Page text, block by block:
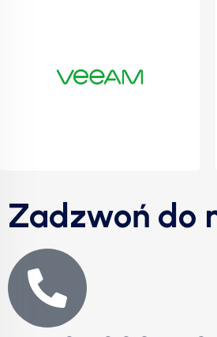
Zadzwoń do